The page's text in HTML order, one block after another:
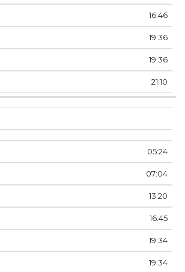
16:46
19:36
19:36
21:10
05:24
07:04
13:20
16:45
19:34
19:34